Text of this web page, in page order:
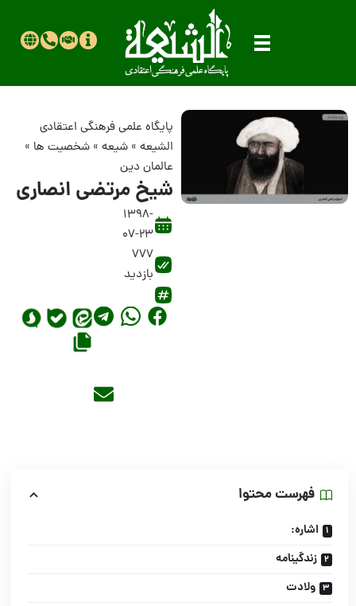
پایگاه علمی فرهنگی اعتقادی
الشیعه» شیعه» شخصیت ها »
عالمان دین
شیخ مرتضى انصارى
1398-
07-23
777
بازدید
فهرست محتوا
اشاره:
زندگینامه
ولادت